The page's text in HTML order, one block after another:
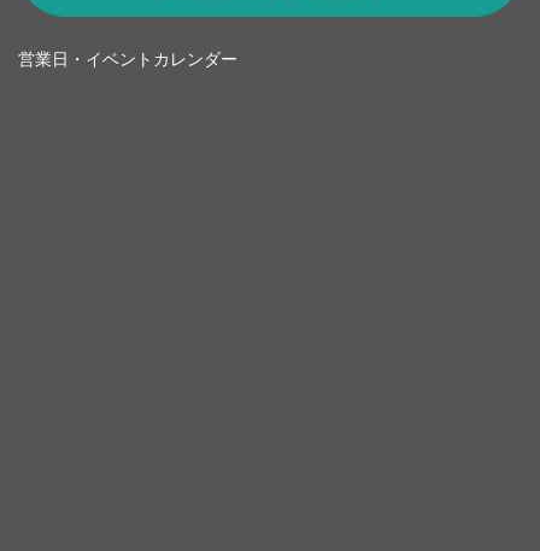
営業日・イベントカレンダー